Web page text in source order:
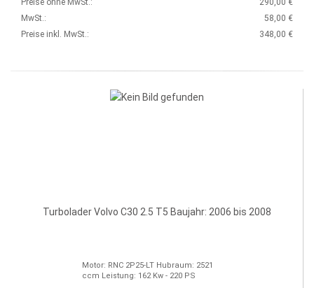
Preise ohne MwSt.:
290,00 €
MwSt.:
58,00 €
Preise inkl. MwSt.:
348,00 €
Turbolader Volvo C30 2.5 T5 Baujahr: 2006 bis 2008
Motor: RNC 2P25-LT Hubraum: 2521
ccm Leistung: 162 Kw - 220 PS